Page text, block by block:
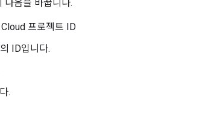
다음을 바꿉니다.
프로젝트 ID
ID입니다.
.